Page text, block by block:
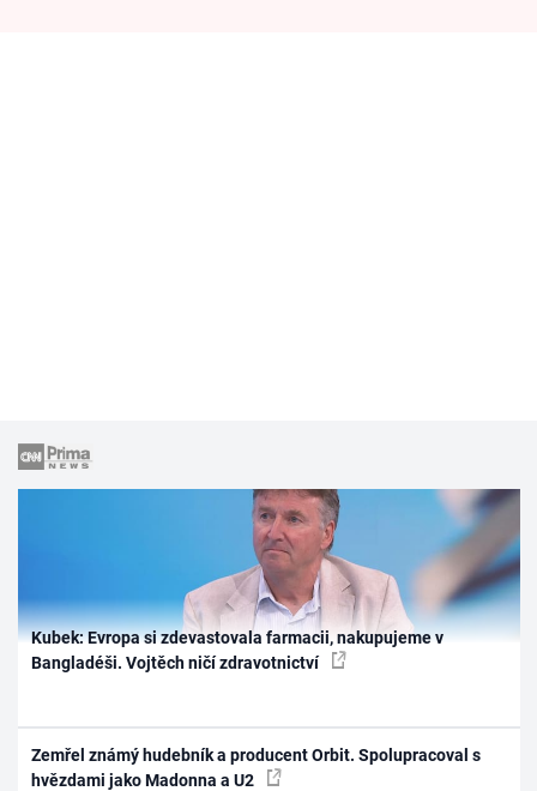
Kubek: Evropa si zdevastovala farmacii, nakupujeme v
Bangladéši. Vojtěch ničí zdravotnictví
Zemřel známý hudebník a producent Orbit. Spolupracoval s
hvězdami jako Madonna a U2